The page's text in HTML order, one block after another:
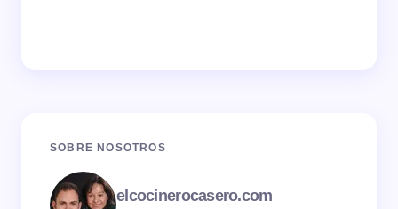
SOBRE NOSOTROS
elcocinerocasero.com